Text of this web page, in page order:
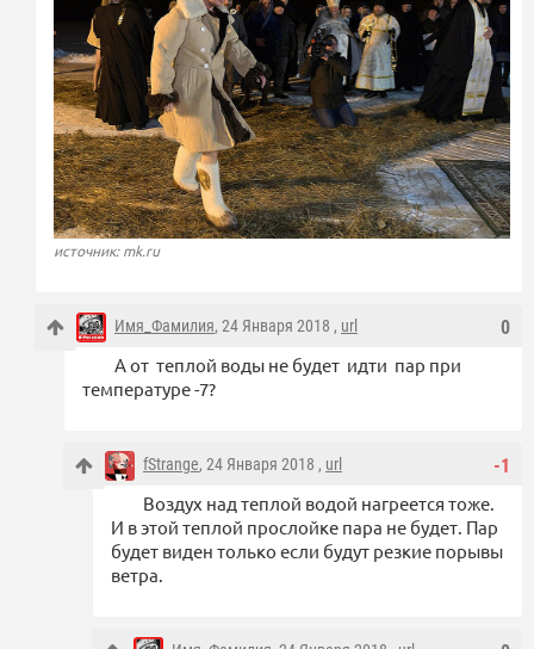
источник: mk.ru
0
Имя_Фамилия, 24 Января 2018 , url
А от теплой воды не будет идти пар при
температуре -7?
-1
fStrange, 24 Января 2018 , url
Воздух над теплой водой нагреется тоже.
И в этой теплой прослойке пара не будет. Пар
будет виден только если будут резкие порывы
ветра.